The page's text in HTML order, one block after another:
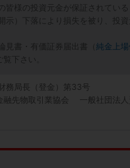
皆様の投資元金が保証されてい
示）下落により損失を被り、投
見書・有価証券届出書（ 純金上
覧下さい。
務局長（登金）第33号
融先物取引業協会 一般社団法